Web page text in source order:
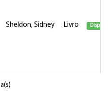
Sheldon, Sidney Livro